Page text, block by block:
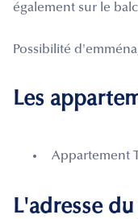
également sur le
Possibilité
Les
Appartement
L'adresse